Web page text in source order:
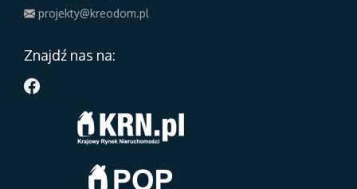
projekty@kreodom.pl
Znajdź nas na: